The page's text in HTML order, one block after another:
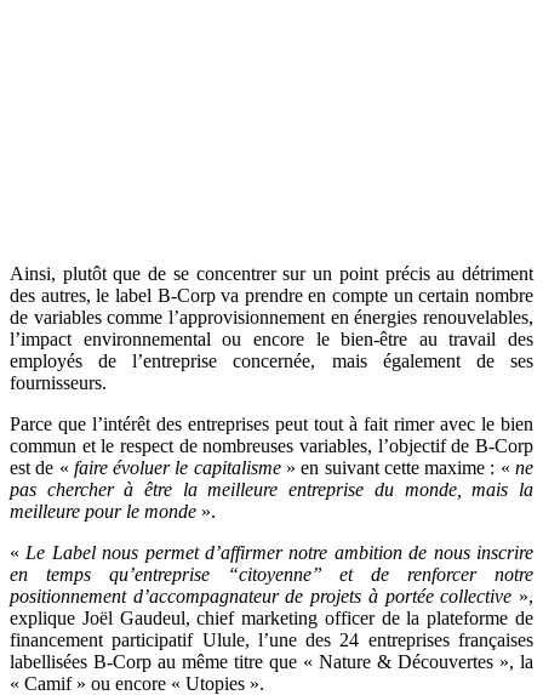
Ainsi, plutôt que de se concentrer sur un point précis au détriment
des autres, le label B-Corp va prendre en compte un certain nombre
de variables comme l’approvisionnement en énergies renouvelables,
l’impact environnemental ou encore le bien-être au travail des
employés de l’entreprise concernée, mais également de ses
fournisseurs.
Parce que l’intérêt des entreprises peut tout à fait rimer avec le bien
commun et le respect de nombreuses variables, l’objectif de B-Corp
est de « faire évoluer le capitalisme» en suivant cette maxime : «ne
pas chercher à être la meilleure entreprise du monde, mais la
meilleure pour le monde ».
« Le Label nous permet d’affirmer notre ambition de nous inscrire
en temps qu’entreprise “citoyenne” et de renforcer notre
positionnement d’accompagnateur de projets à portée collective »,
explique Joël Gaudeul, chief marketing officer de la plateforme de
financement participatif Ulule, l’une des 24 entreprises françaises
labellisées B-Corp au même titre que « Nature & Découvertes », la
« Camif » ou encore « Utopies ».